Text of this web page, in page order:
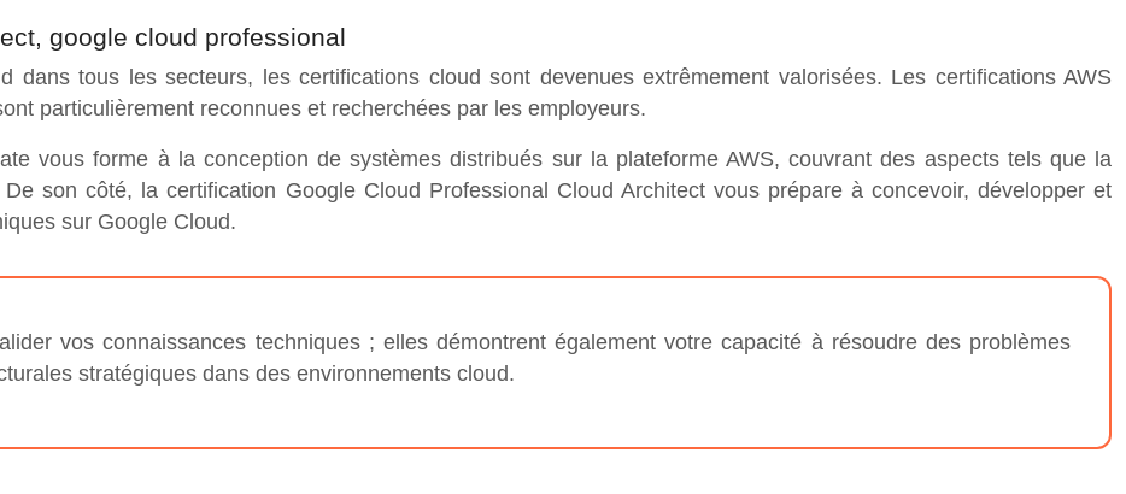
google cloud professional
dans tous les secteurs, les certifications cloud sont devenues extrêmement valorisées. Les certifications AWS
particulièrement reconnues et recherchées par les employeurs.
vous forme à la conception de systèmes distribués sur la plateforme AWS, couvrant des aspects tels que la
son côté, la certification Google Cloud Professional Cloud Architect vous prépare à concevoir, développer et
sur Google Cloud.
vos connaissances techniques ; elles démontrent également votre capacité à résoudre des problèmes
stratégiques dans des environnements cloud.